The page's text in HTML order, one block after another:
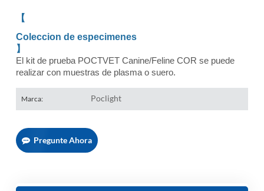
【
Coleccion de especimenes
】
El kit de prueba POCTVET Canine/Feline COR se puede
realizar con muestras de plasma o suero.
Marca: Poclight
Pregunte Ahora